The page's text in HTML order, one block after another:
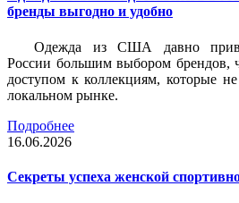
бренды выгодно и удобно
Одежда из США давно
России большим выбором брендов,
доступом к коллекциям, которые
локальном рынке.
Подробнее
16.06.2026
Секреты успеха женской